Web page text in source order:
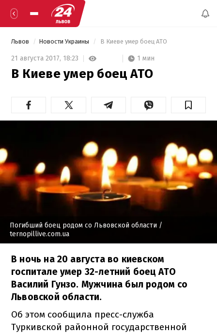
Львов Новости Украины В Киеве умер боец АТО
21 августа 2017, 18:23 1 мин
В Киеве умер боец АТО
Погибший боец родом со Львовской области /
ternopillive.com.ua
В ночь на 20 августа во киевском
госпитале умер 32-летний боец АТО
Василий Гунзо. Мужчина был родом со
Львовской области.
Об этом сообщила пресс-служба
Туркивской районной государственной